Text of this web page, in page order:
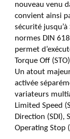
nouveau venu
convient ainsi
sécurité jusqu’à
normes DIN
permet
Torque Off
Un atout
activée
variateurs
Limited Speed
Direction (SDI),
Operating Stop